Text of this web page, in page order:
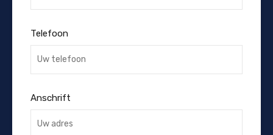
Telefoon
Anschrift